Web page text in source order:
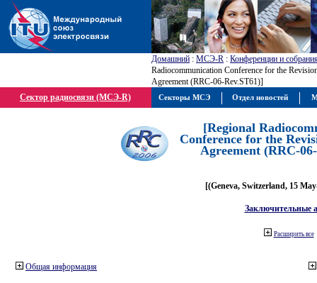
Домашний : МСЭ-R : Конференции и
Radiocommunication Conference for the
Agreement (RRC-06-Rev.ST61)]
Сектор радиосвязи (МСЭ-R)
[Regional
Conference for the
Agreement (RRC-
[(Geneva, Switzerland, 15
Заключительные
Расширить все
Общая информация
Секторы МСЭ Отдел новостей